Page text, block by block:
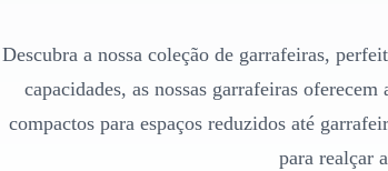
Descubra a nossa coleção de garrafeiras,
capacidades, as nossas garrafeiras
compactos para espaços reduzidos até
para realçar